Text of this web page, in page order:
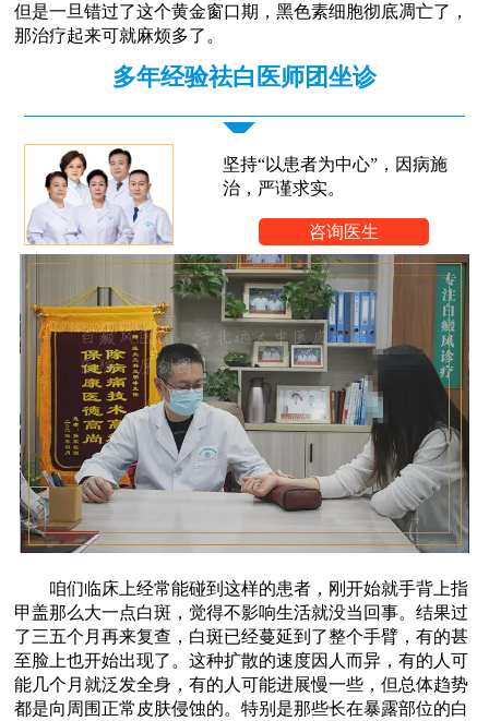
但是一旦错过了这个黄金窗口期，黑色素细胞彻底凋亡了，
那治疗起来可就麻烦多了。
多年经验祛白医师团坐诊
坚持“以患者为中心”，因病施
治，严谨求实。
咨询医生
咱们临床上经常能碰到这样的患者，刚开始就手背上指
甲盖那么大一点白斑，觉得不影响生活就没当回事。结果过
了三五个月再来复查，白斑已经蔓延到了整个手臂，有的甚
至脸上也开始出现了。这种扩散的速度因人而异，有的人可
能几个月就泛发全身，有的人可能进展慢一些，但总体趋势
都是向周围正常皮肤侵蚀的。特别是那些长在暴露部位的白